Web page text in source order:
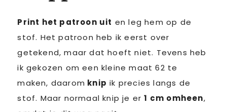
Print het patroon uit en leg hem op de
stof. Het patroon heb ik eerst over
getekend, maar dat hoeft niet. Tevens heb
ik gekozen om een kleine maat 62 te
maken, daarom knip ik precies langs de
stof. Maar normaal knip je er1 cm omheen,